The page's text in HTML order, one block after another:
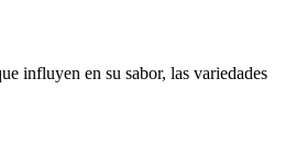
influyen en su sabor, las variedades